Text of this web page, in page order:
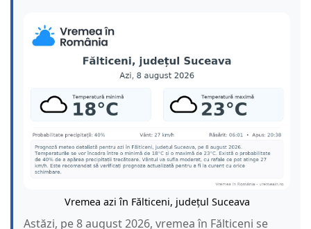
Vremea azi în Fălticeni, județul Suceava
Astăzi, pe 8 august 2026, vremea în Fălticeni se